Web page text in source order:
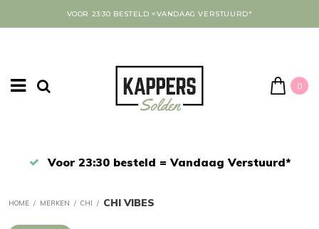
VOOR 23:30 BESTELD =VANDAAG VERSTUURD*
0
Afrekenen in een veilige omgeving
HOME / MERKEN / CHI / CHI VIBES